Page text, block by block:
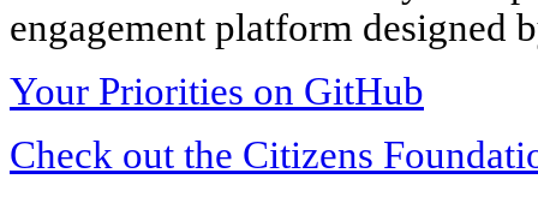
engagement platform designed
Your Priorities on GitHub
Check out the Citizens